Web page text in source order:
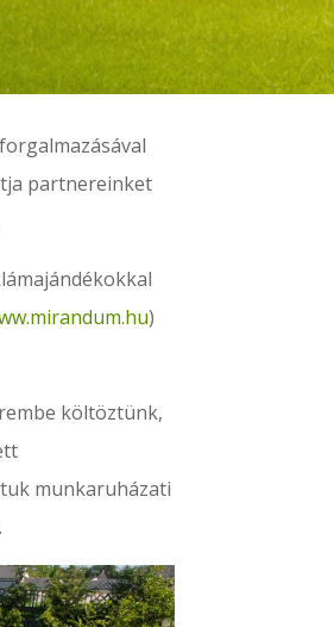
partnereinket
)
költöztünk,
munkaruházati